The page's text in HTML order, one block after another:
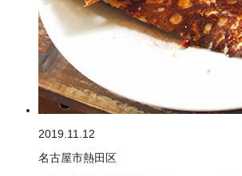
2019.11.12
名古屋市熱田区